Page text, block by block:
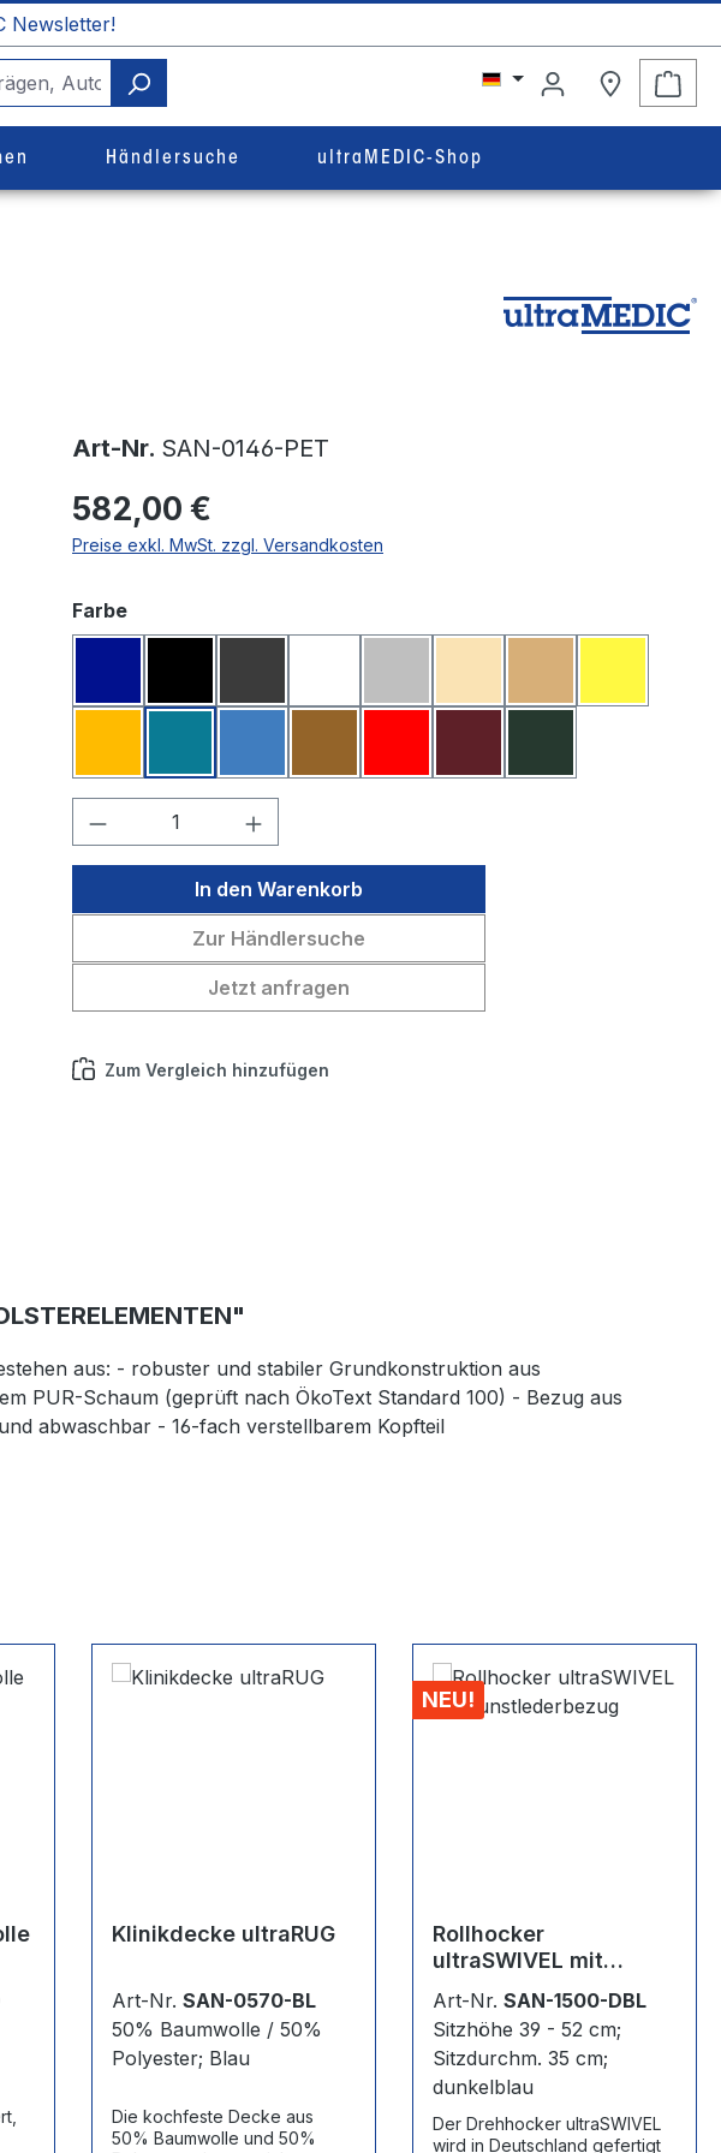
Newsletter!
Händlersuche ultraMEDIC-Shop
Art-Nr. SAN-0146-PET
582,00 €
Preise exkl. MwSt. zzgl. Versandkosten
Farbeauswählen
Produkt Anzahl: Gib den gewünschten Wert
In den Warenkorb
Zur Händlersuche
Jetzt anfragen
Zum Vergleich hinzufügen
aus: - robuster und stabiler Grundkonstruktion aus
PUR-Schaum (geprüft nach ÖkoText Standard 100) - Bezug aus
abwaschbar - 16-fach verstellbarem Kopfteil
Klinikdecke ultraRUG
Art-Nr.SAN-0570-BL
50% Baumwolle / 50%
Polyester; Blau
Die kochfeste Decke aus
50% Baumwolle und 50%
NEU!
Rollhocker
ultraSWIVEL mit
Art-Nr.SAN-1500-DBL
Sitzhöhe 39 - 52 cm;
Sitzdurchm. 35 cm;
dunkelblau
Der Drehhocker ultraSWIVEL
wird in Deutschland gefertigt